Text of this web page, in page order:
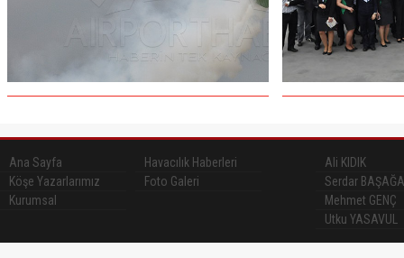
Ana Sayfa
Havacılık Haberleri
Köşe Yazarlarımız
Foto Galeri
Kurumsal
Ali KIDIK
Serdar
Mehmet GENÇ
Utku YASAVUL